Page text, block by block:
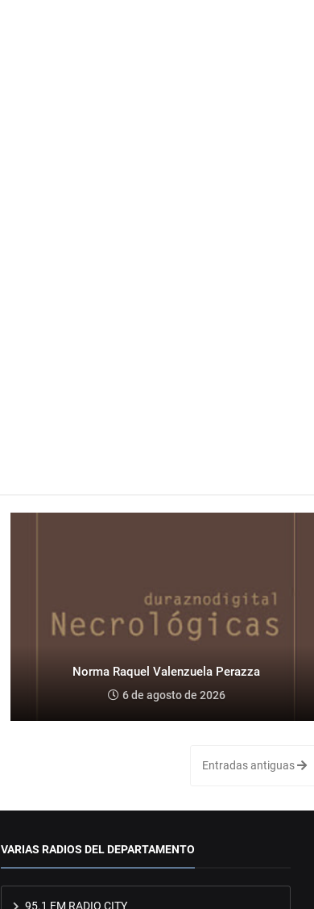
Norma Raquel Valenzuela Perazza
6 de agosto de 2026
Entradas antiguas
VARIAS RADIOS DEL DEPARTAMENTO
95.1 FM RADIO CITY